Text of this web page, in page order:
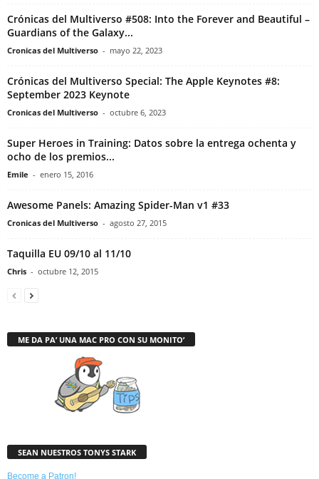
Crónicas del Multiverso #508: Into the Forever and Beautiful –
Guardians of the Galaxy...
Cronicas del Multiverso - mayo 22, 2023
Crónicas del Multiverso Special: The Apple Keynotes #8:
September 2023 Keynote
Cronicas del Multiverso - octubre 6, 2023
Super Heroes in Training: Datos sobre la entrega ochenta y
ocho de los premios...
Emile - enero 15, 2016
Awesome Panels: Amazing Spider-Man v1 #33
Cronicas del Multiverso - agosto 27, 2015
Taquilla EU 09/10 al 11/10
Chris - octubre 12, 2015
ME DA PA’ UNA MAC PRO CON SU MONITO’
SEAN NUESTROS TONYS STARK
Become a Patron!